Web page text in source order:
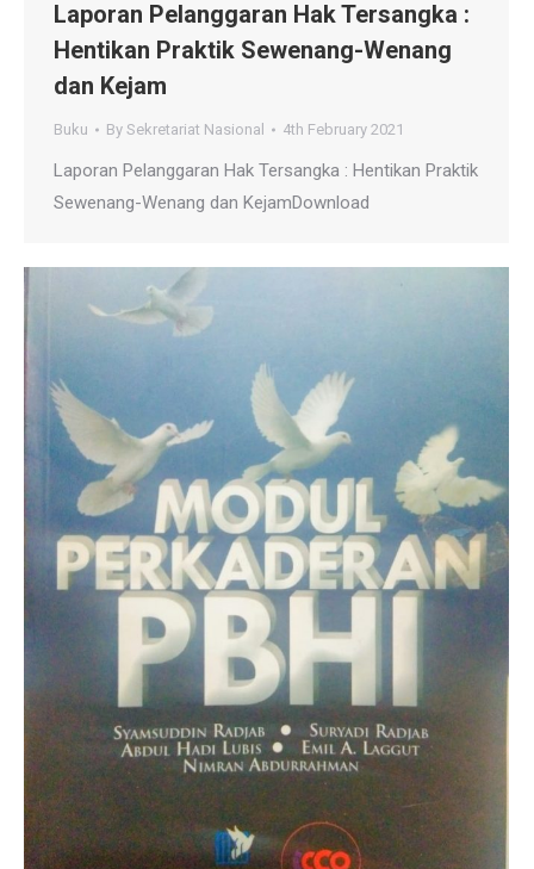
Laporan Pelanggaran Hak Tersangka :
Hentikan Praktik Sewenang-Wenang
dan Kejam
Buku By Sekretariat Nasional 4th February 2021
Laporan Pelanggaran Hak Tersangka : Hentikan Praktik
Sewenang-Wenang dan KejamDownload